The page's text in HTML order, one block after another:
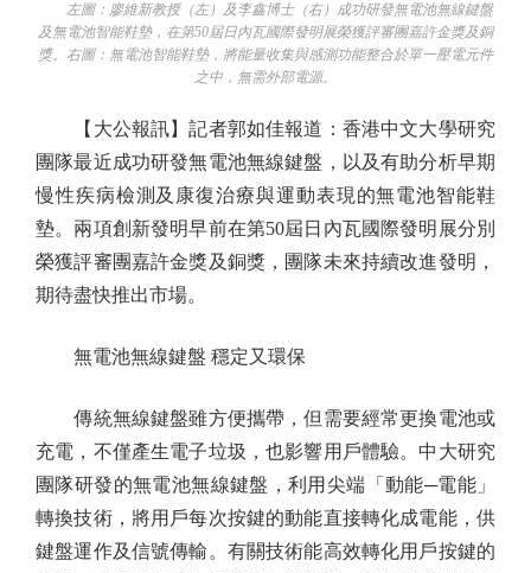
左圖：廖維新教授（左）及李鑫博士（右）成功研發無電池無線鍵盤
及無電池智能鞋墊，在第50屆日內瓦國際發明展榮獲評審團嘉許金獎及銅
獎。右圖：無電池智能鞋墊，將能量收集與感測功能整合於單一壓電元件
之中，無需外部電源。
【大公報訊】記者郭如佳報道：香港中文大學研究
團隊最近成功研發無電池無線鍵盤，以及有助分析早期
慢性疾病檢測及康復治療與運動表現的無電池智能鞋
墊。兩項創新發明早前在第50屆日內瓦國際發明展分別
榮獲評審團嘉許金獎及銅獎，團隊未來持續改進發明，
期待盡快推出市場。
無電池無線鍵盤 穩定又環保
傳統無線鍵盤雖方便攜帶，但需要經常更換電池或
充電，不僅產生電子垃圾，也影響用戶體驗。中大研究
團隊研發的無電池無線鍵盤，利用尖端「動能─電能」
轉換技術，將用戶每次按鍵的動能直接轉化成電能，供
鍵盤運作及信號傳輸。有關技術能高效轉化用戶按鍵的